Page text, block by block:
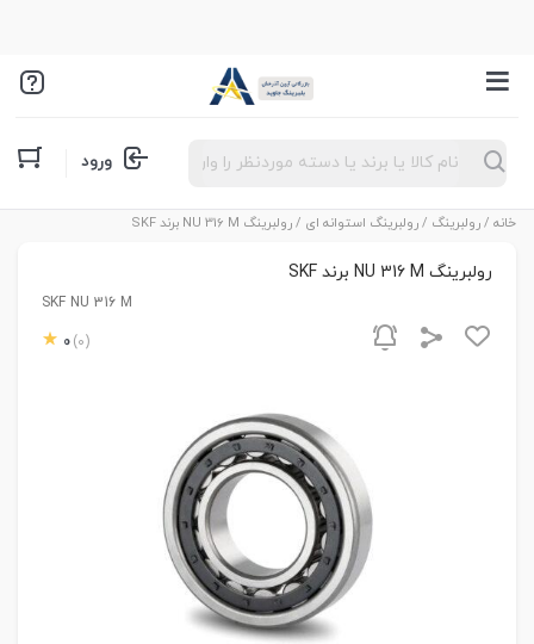
Products
search ورود
خانه /رولبرینگ /رولبرینگ استوانه ای / رولبرینگ NU 316 M برند SKF
رولبرینگ NU 316 M برند SKF
SKF NU 316 M
0 (0)